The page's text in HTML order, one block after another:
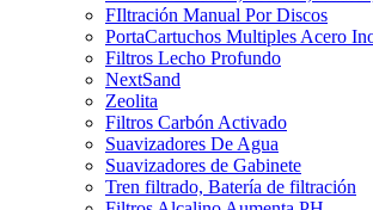
FIltración Manual Por Discos
PortaCartuchos Multiples Acero
Filtros Lecho Profundo
NextSand
Zeolita
Filtros Carbón Activado
Suavizadores De Agua
Suavizadores de Gabinete
Tren filtrado, Batería de filtración